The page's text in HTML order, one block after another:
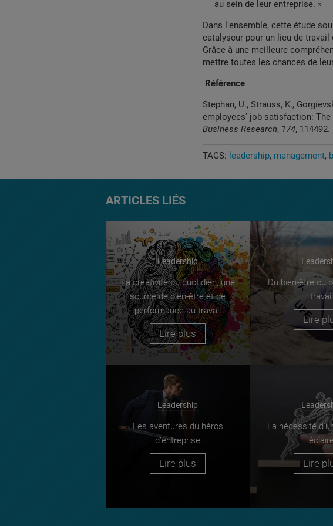
au sein de leur entreprise. »
Dans l'ensemble, cette étude
catalyseur pour un lieu de
Grâce à une meilleure
mettre toutes les chances de
Référence
Stephan, U., Strauss, K.,
employees’ job satisfaction:
Business Research, 174, 114492.
TAGS: leadership management
ARTICLES LIÉS
Leadership
La créativité du quotidien, une
source de bien-être et de
performance au travail
Lire plus
Du bien-être ou
travail
Lire
Leadership
Les aventures du héros
d’entreprise
Lire plus
La nécessité
Lire